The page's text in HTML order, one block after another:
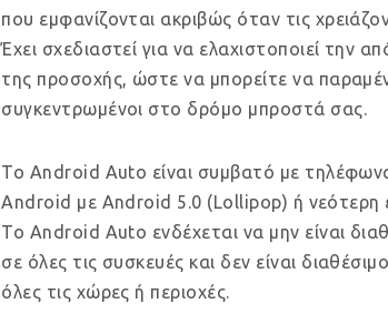
που εμφανίζονται ακριβώς όταν τις
Έχει σχεδιαστεί για να ελαχιστοποιεί την
της προσοχής, ώστε να μπορείτε να
συγκεντρωμένοι στο δρόμο μπροστά σας.
Το Android Auto είναι συμβατό με
Android με Android 5.0 (Lollipop) ή νεότερη
Το Android Auto ενδέχεται να μην είναι
σε όλες τις συσκευές και δεν είναι
όλες τις χώρες ή περιοχές.